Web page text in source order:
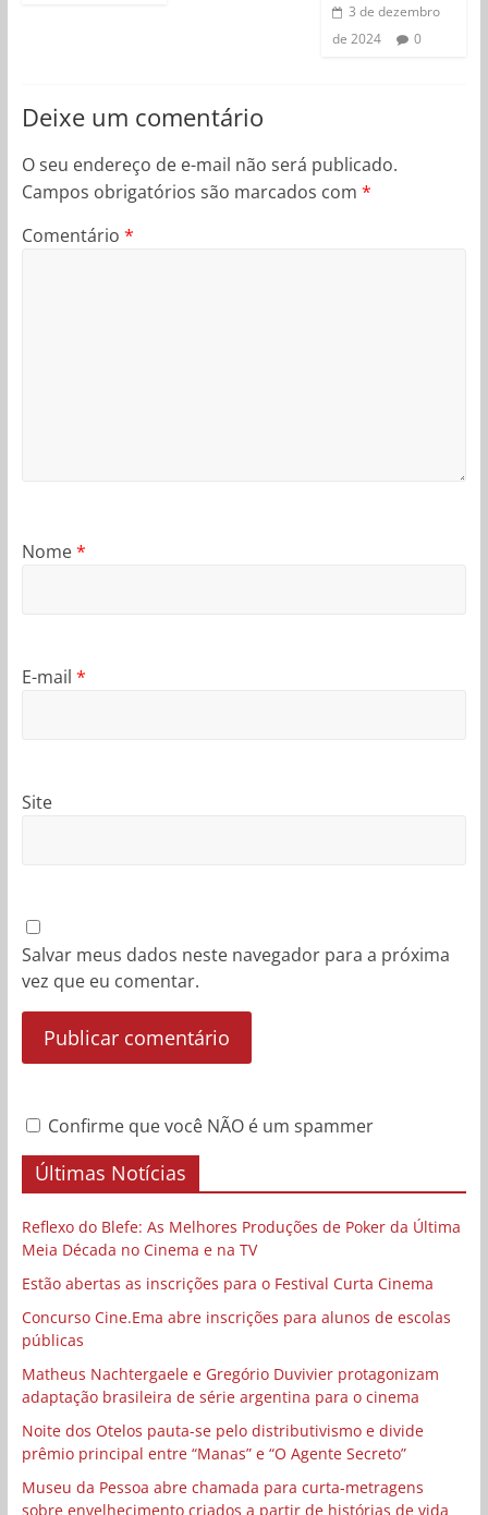
3 de dezembro
de 2024
0
Deixe um comentário
O seu endereço de e-mail não será publicado.
Campos obrigatórios são marcados com *
Comentário *
Nome*
E-mail *
Site
Salvar meus dados neste navegador para a próxima
vez que eu comentar.
Confirme que você NÃO é um spammer
Últimas Notícias
Reflexo do Blefe: As Melhores Produções de Poker da Última
Meia Década no Cinema e na TV
Estão abertas as inscrições para o Festival Curta Cinema
Concurso Cine.Ema abre inscrições para alunos de escolas
públicas
Matheus Nachtergaele e Gregório Duvivier protagonizam
adaptação brasileira de série argentina para o cinema
Noite dos Otelos pauta-se pelo distributivismo e divide
prêmio principal entre “Manas” e “O Agente Secreto”
Museu da Pessoa abre chamada para curta-metragens
sobre envelhecimento criados a partir de histórias de vida